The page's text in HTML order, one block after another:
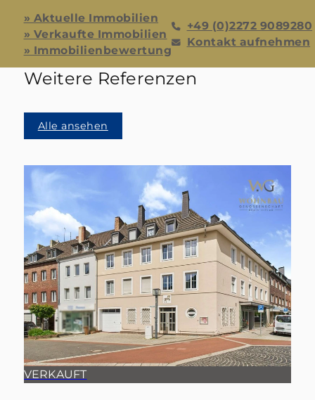
» Aktuelle Immobilien
» Verkaufte Immobilien
» Immobilienbewertung
+49 (0)2272 9089280
Kontakt aufnehmen
Weitere Referenzen
Alle ansehen
VERKAUFT